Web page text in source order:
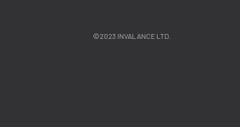
©2023 INVALANCE LTD.